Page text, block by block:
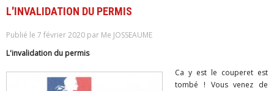
L'INVALIDATION DU PERMIS
Publié le 7 février 2020 par Me JOSSEAUME
L'invalidation du permis
Ca y est le couperet est
tombé ! Vous venez de